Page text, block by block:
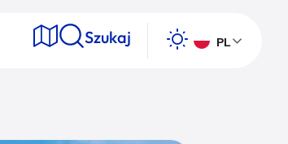
Szukaj PL